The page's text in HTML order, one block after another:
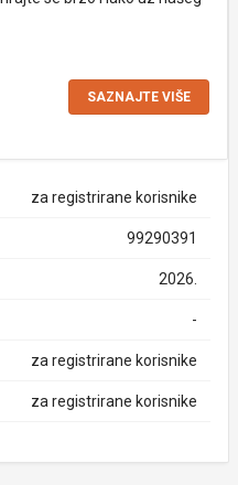
SAZNAJTE VIŠE
za registrirane korisnike
99290391
2026.
-
za registrirane korisnike
za registrirane korisnike